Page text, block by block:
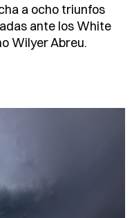
a ocho triunfos
ante los White
Wilyer Abreu.